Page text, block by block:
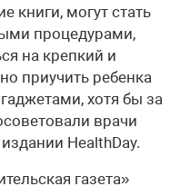
книги, могут стать
процедурами,
на крепкий и
приучить ребенка
хотя бы за
врачи
HealthDay.
газета»